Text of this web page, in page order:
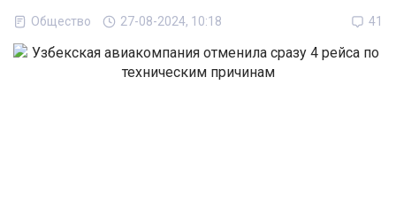
Общество 27-08-2024, 10:18 41